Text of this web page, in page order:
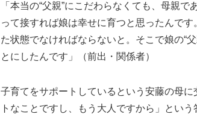
「本当の“父親”にこだわらなくても、母親
って接すれば娘は幸せに育つと思ったんで
た状態でなければならないと。そこで娘の“
とにしたんです」（前出・関係者）
子育てをサポートしているという安藤の母
トなことですし、もう大人ですから」という